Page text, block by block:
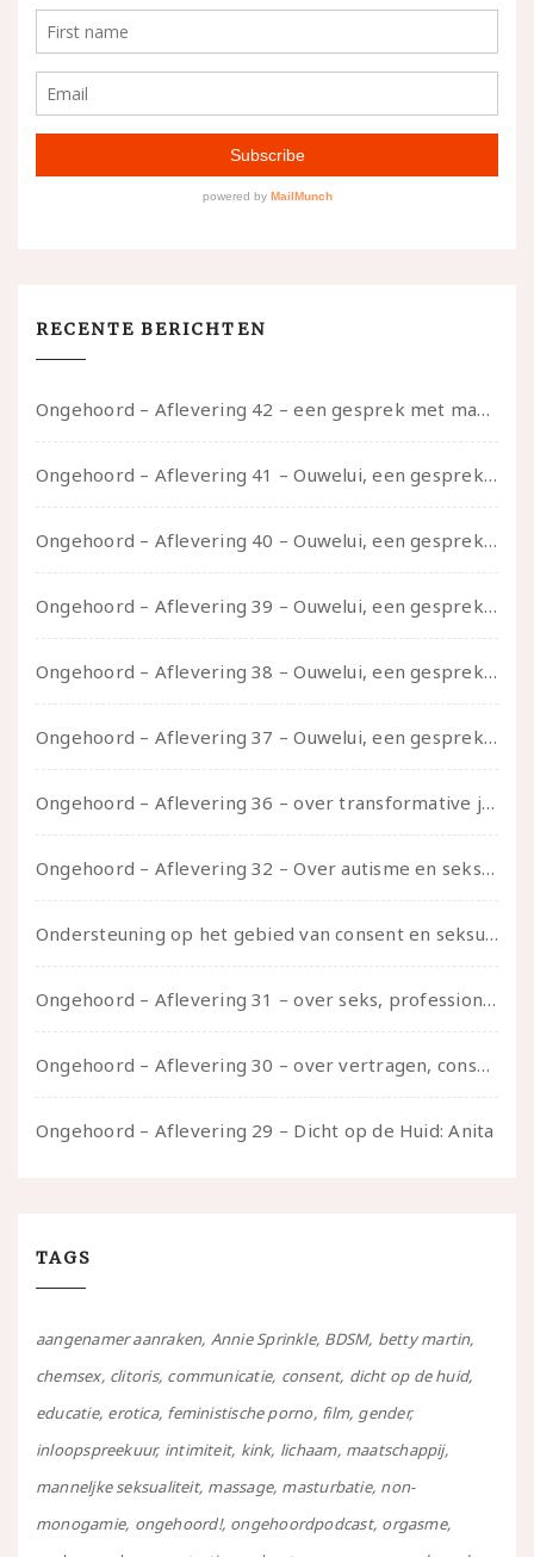
RECENTE BERICHTEN
Ongehoord – Aflevering 42 – een gesprek met marijn over seksueel opbloeien, het ouderschap uitvinden en verschillende leeftijden in je mee dragen
Ongehoord – Aflevering 41 – Ouwelui, een gesprek met Marcelle over polyamorie op latere leeftijd, (mantel)zorg voor je partners en seksueel plezier.
Ongehoord – Aflevering 40 – Ouwelui, een gesprek met Sadie Lune over vormende relaties en de geschiedenis van de queer pornobeweging
Ongehoord – Aflevering 39 – Ouwelui, een gesprek met Pepijn en Ivo over hun regenbooggezin, eigenzinnig ouder worden en Cruise Control
Ongehoord – Aflevering 38 – Ouwelui, een gesprek met vreer over behoefte aan geborgenheid en het behouden van je idealen
Ongehoord – Aflevering 37 – Ouwelui, een gesprek met non over seksualiteit, transitie en ageism
Ongehoord – Aflevering 36 – over transformative justice – in gesprek met Ella en carson
Ongehoord – Aflevering 32 – Over autisme en seksualiteit – in gesprek met Roos Reijbroek
Ondersteuning op het gebied van consent en seksualiteit
Ongehoord – Aflevering 31 – over seks, professioneel en persoonlijk, een gesprek met Marije
Ongehoord – Aflevering 30 – over vertragen, consent en negatieve gevoelens met Meg-John Barker
Ongehoord – Aflevering 29 – Dicht op de Huid: Anita
TAGS
aangenamer aanraken Annie Sprinkle BDSM betty martin
chemsex clitoris communicatie consent dicht op de huid
educatie erotica feministische porno film gender
inloopspreekuur intimiteit kink lichaam maatschappij
manneljke seksualiteit massage masturbatie non-
monogamie ongehoord! ongehoordpodcast orgasme